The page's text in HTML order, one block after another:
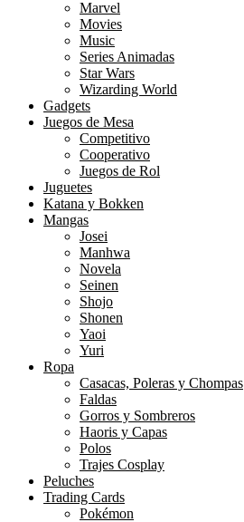
Marvel
Movies
Music
Series Animadas
Star Wars
Wizarding World
Gadgets
Juegos de Mesa
Competitivo
Cooperativo
Juegos de Rol
Juguetes
Katana y Bokken
Mangas
Josei
Manhwa
Novela
Seinen
Shojo
Shonen
Yaoi
Yuri
Ropa
Casacas, Poleras y Chompas
Faldas
Gorros y Sombreros
Haoris y Capas
Polos
Trajes Cosplay
Peluches
Trading Cards
Pokémon